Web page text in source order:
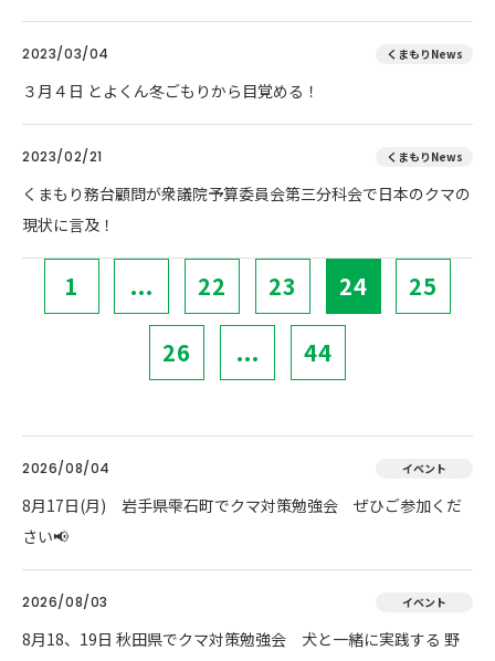
2023/03/04 くまもりNews
３月４日 とよくん冬ごもりから目覚める！
2023/02/21 くまもりNews
くまもり務台顧問が衆議院予算委員会第三分科会で日本のクマの
現状に言及！
1 ... 22 23 24 25
26 ... 44
2026/08/04 イベント
8月17日(月) 岩手県雫石町でクマ対策勉強会 ぜひご参加くだ
さい📢
2026/08/03 イベント
8月18、19日 秋田県でクマ対策勉強会 犬と一緒に実践する 野